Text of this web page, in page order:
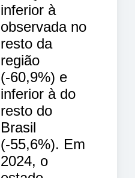
inferior à
observada no
resto da
região
(-60,9%) e
inferior à do
resto do
Brasil
(-55,6%). Em
2024, o